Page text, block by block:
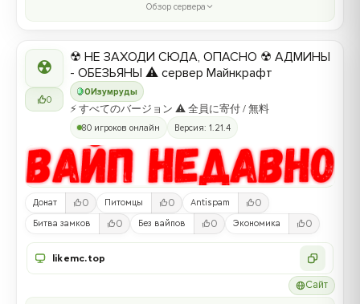
Обзор сервера
☢
0
0Изумруды
☢ НЕ ЗАХОДИ СЮДА, ОПАСНО ☢ АДМИНЫ
- ОБЕЗЬЯНЫ ⚠ сервер Майнкрафт
⚡ すべてのバージョン ⚠ 全員に寄付 / 無料
80 игроков онлайн Версия: 1.21.4
Донат 0 Питомцы 0 Antispam 0
Битва замков 0 Без вайпов 0 Экономика 0
likemc.top
Сайт